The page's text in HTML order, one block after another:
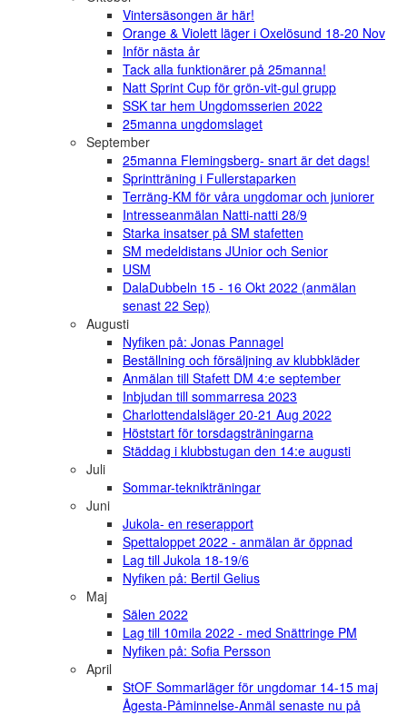
Vintersäsongen är här!
Orange & Violett läger i Oxelösund 18-20 Nov
Inför nästa år
Tack alla funktionärer på 25manna!
Natt Sprint Cup för grön-vit-gul grupp
SSK tar hem Ungdomsserien 2022
25manna ungdomslaget
September
25manna Flemingsberg- snart är det dags!
Sprintträning i Fullerstaparken
Terräng-KM för våra ungdomar och juniorer
Intresseanmälan Natti-natti 28/9
Starka insatser på SM stafetten
SM medeldistans JUnior och Senior
USM
DalaDubbeln 15 - 16 Okt 2022 (anmälan
senast 22 Sep)
Augusti
Nyfiken på: Jonas Pannagel
Beställning och försäljning av klubbkläder
Anmälan till Stafett DM 4:e september
Inbjudan till sommarresa 2023
Charlottendalsläger 20-21 Aug 2022
Höststart för torsdagsträningarna
Städdag i klubbstugan den 14:e augusti
Juli
Sommar-teknikträningar
Juni
Jukola- en reserapport
Spettaloppet 2022 - anmälan är öppnad
Lag till Jukola 18-19/6
Nyfiken på: Bertil Gelius
Maj
Sälen 2022
Lag till 10mila 2022 - med Snättringe PM
Nyfiken på: Sofia Persson
April
StOF Sommarläger för ungdomar 14-15 maj
Ågesta-Påminnelse-Anmäl senaste nu på